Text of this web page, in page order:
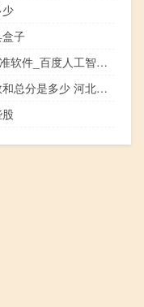
子
最准一肖一码100最准软件_百度人工智能_安卓版636.64.619
河北省中考各科分数和总分是多少 河北省中考满分多少分